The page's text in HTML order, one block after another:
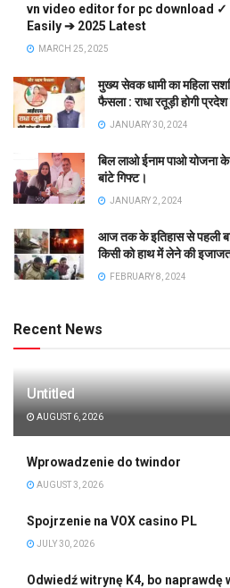
vn video editor for pc download ✓
Easily ➔ 2025 Latest
MARCH 25, 2025
मुख्य सेवक धामी का महिला
फैसला : राधा रतूड़ी होगी
JANUARY 30, 2024
बिल लाओ ईनाम पाओ योजना
बांटे गिफ्ट।
JANUARY 2, 2024
आज तक के इतिहास से पहली
किसी को हाथ में लेने की
FEBRUARY 8, 2024
Recent News
Untitled
AUGUST 6, 2026
Wprowadzenie do twindor
AUGUST 3, 2026
Spojrzenie na VOX casino PL
JULY 30, 2026
Odwiedź witrynę K4, bo naprawdę